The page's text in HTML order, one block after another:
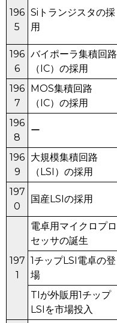
196
5
Siトランジスタの採
用
196
6
バイポーラ集積回路
（IC）の採用
196
7
MOS集積回路
（IC）の採用
196
8
ー
196
9
大規模集積回路
（LSI）の採用
197
0
国産LSIの採用
197
1
電卓用マイクロプロ
セッサの誕生
1チップLSI電卓の登
場
TIが外販用1チップ
LSIを市場投入